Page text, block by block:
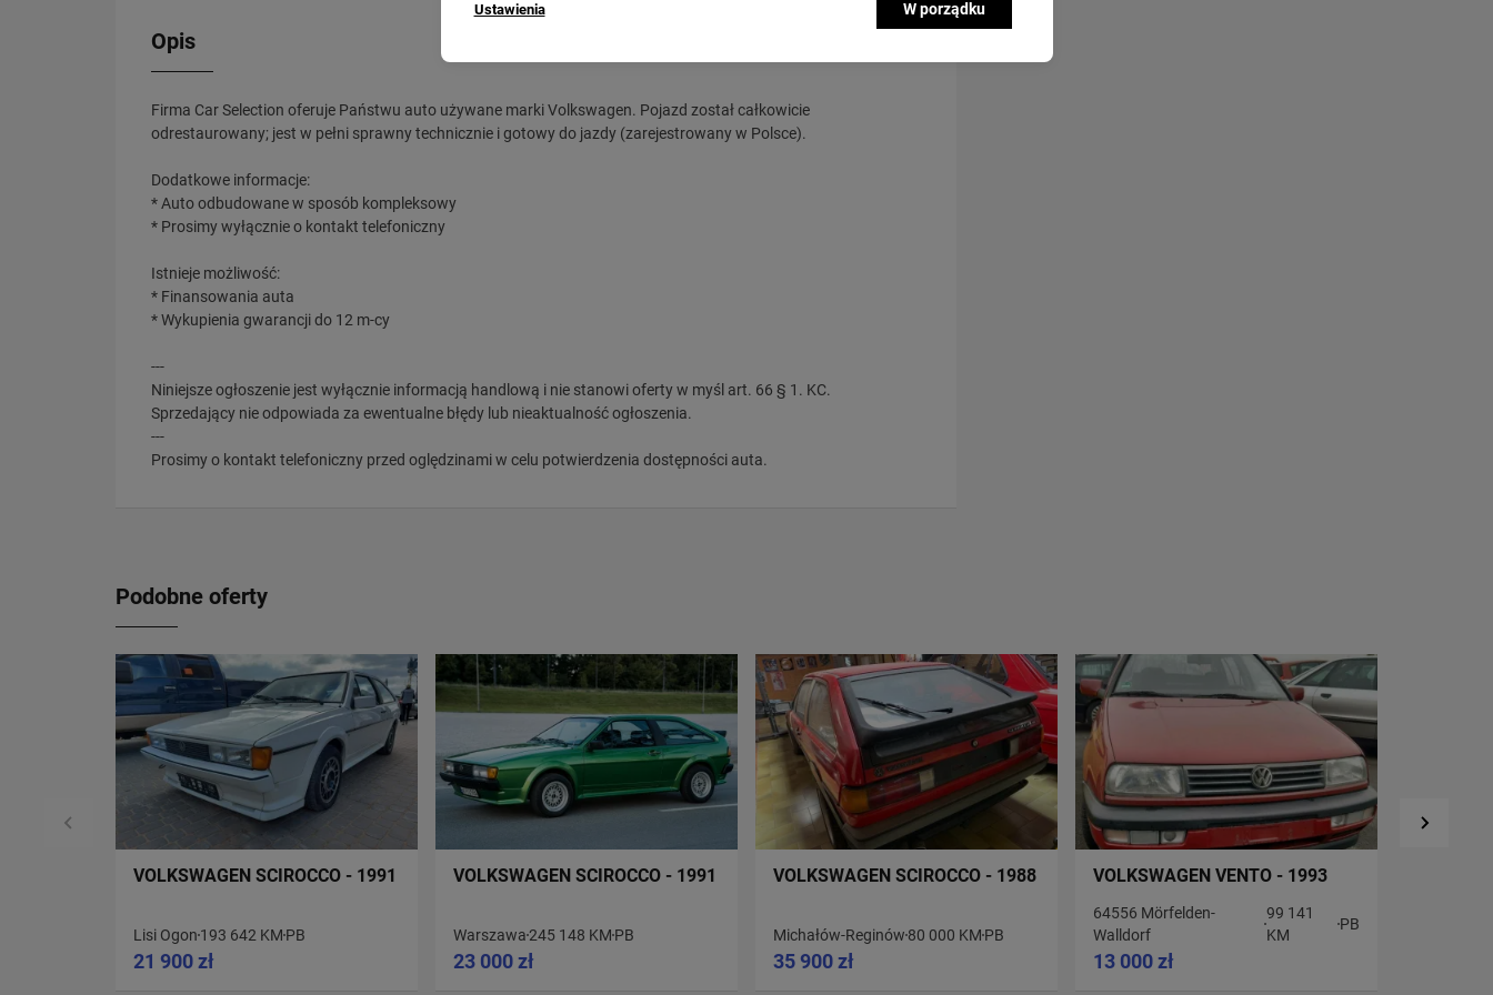
Opis
Firma Car Selection oferuje Państwu auto używane marki Volkswagen. Pojazd został całkowicie
odrestaurowany; jest w pełni sprawny technicznie i gotowy do jazdy (zarejestrowany w Polsce).
Dodatkowe informacje:
* Auto odbudowane w sposób kompleksowy
* Prosimy wyłącznie o kontakt telefoniczny
Istnieje możliwość:
* Finansowania auta
* Wykupienia gwarancji do 12 m-cy
---
Niniejsze ogłoszenie jest wyłącznie informacją handlową i nie stanowi oferty w myśl art. 66 § 1. KC.
Sprzedający nie odpowiada za ewentualne błędy lub nieaktualność ogłoszenia.
---
Prosimy o kontakt telefoniczny przed oględzinami w celu potwierdzenia dostępności auta.
Podobne oferty
VOLKSWAGEN SCIROCCO - 1991
Lisi Ogon 193 642 KM PB
21 900 zł
VOLKSWAGEN SCIROCCO - 1991
Warszawa245 148 KM PB
23 000 zł
VOLKSWAGEN SCIROCCO - 1988
Michałów-Reginów 80 000 KM PB
35 900 zł
VOLKSWAGEN VENTO - 1993
64556 Mörfelden-
Walldorf
99 141
KM
PB
13 000 zł
Ustawienia W porządku